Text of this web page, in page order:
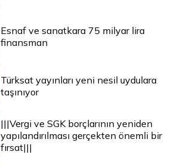
Esnaf ve sanatkara 75 milyar lira
finansman
Türksat yayınları yeni nesil uydulara
taşınıyor
|||Vergi ve SGK borçlarının yeniden
yapılandırılması gerçekten önemli bir
fırsat|||